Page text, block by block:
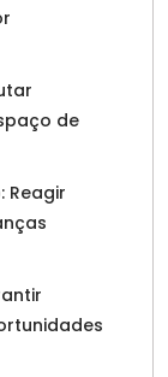
de
Reagir